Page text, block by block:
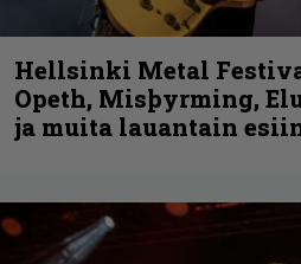
Hellsinki Metal
Opeth, Misþyrming,
ja muita lauantain